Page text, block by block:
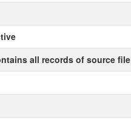
all records of source file